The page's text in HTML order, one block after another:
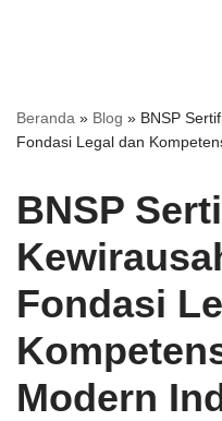
Beranda » Blog » BNSP
Fondasi Legal dan
BNSP
Fondasi
Modern